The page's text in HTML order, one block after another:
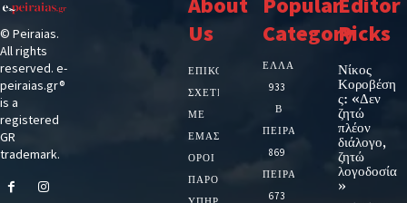
© Peiraias.
All rights
reserved. e-
peiraias.gr®
is a
registered
GR
trademark.
Us
ΕΠΙΚΟΙΝΩΝΙΑ
ΣΧΕΤΙΚΆ
ΜΕ
ΕΜΆΣ
ΌΡΟΙ
ΠΑΡΟΧΉΣ
Category
ΕΛΛΑΔΑ
933
Β
ΠΕΙΡΑΙΑ
869
ΠΕΙΡΑΙΑΣ
673
Picks
Νίκος
Κοροβέση
ς: «Δεν
ζητώ
πλέον
διάλογο,
ζητώ
λογοδοσία
»